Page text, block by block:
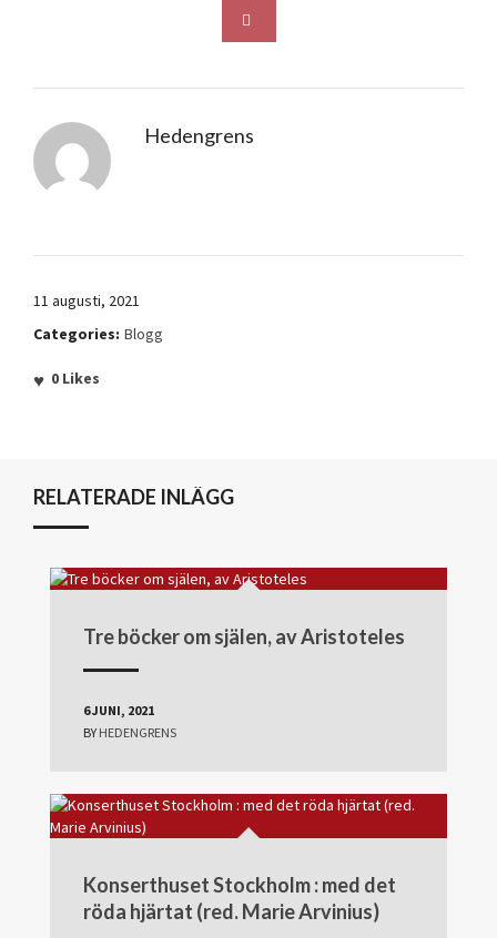
Hedengrens
11 augusti, 2021
Categories: Blogg
0 Likes
RELATERADE INLÄGG
Tre böcker om själen, av Aristoteles
6 JUNI, 2021
BY HEDENGRENS
Konserthuset Stockholm : med det
röda hjärtat (red. Marie Arvinius)